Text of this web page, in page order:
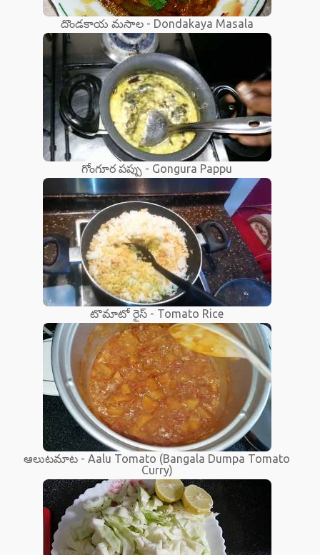
దొండకాయ మసాల - Dondakaya Masala
గోంగూర పప్పు - Gongura Pappu
టొమాటో రైస్ - Tomato Rice
ఆలుటమాట - Aalu Tomato (Bangala Dumpa Tomato
Curry)